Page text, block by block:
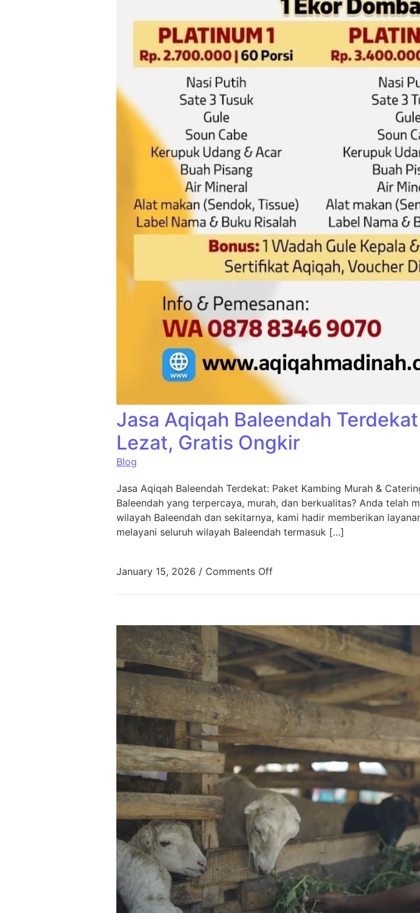
Jasa Aqiqah Baleendah
Lezat, Gratis Ongkir
Blog
Jasa Aqiqah Baleendah Terdekat: Paket Kambing Murah &
Baleendah yang terpercaya, murah, dan berkualitas? Anda telah
wilayah Baleendah dan sekitarnya, kami hadir memberikan
melayani seluruh wilayah Baleendah termasuk […]
January 15, 2026 / Comments Off